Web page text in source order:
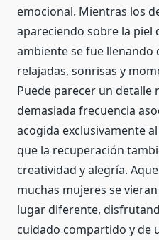
emocional. Mientras los
apareciendo sobre la piel
ambiente se fue llenando
relajadas, sonrisas y
Puede parecer un detalle
demasiada frecuencia
acogida exclusivamente
que la recuperación
creatividad y alegría.
muchas mujeres se
lugar diferente,
cuidado compartido y de